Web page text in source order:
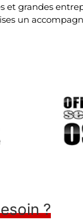
grandes
un
?